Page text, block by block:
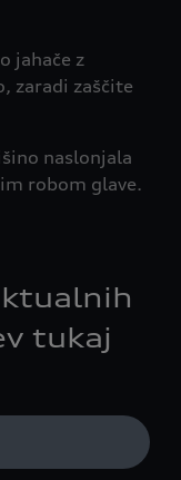
jahače z
zaradi zaščite
naslonjala
robom glave.
tukaj